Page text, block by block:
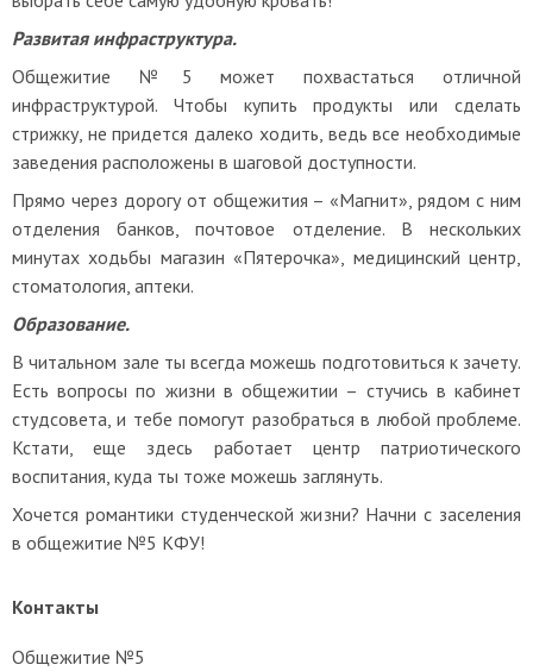
Развитая инфраструктура.
Общежитие №5 может похвастаться отличной
инфраструктурой. Чтобы купить продукты или сделать
стрижку, не придется далеко ходить, ведь все необходимые
заведения расположены в шаговой доступности.
Прямо через дорогу от общежития – «Магнит», рядом с ним
отделения банков, почтовое отделение. В нескольких
минутах ходьбы магазин «Пятерочка», медицинский центр,
стоматология, аптеки.
Образование.
В читальном зале ты всегда можешь подготовиться к зачету.
Есть вопросы по жизни в общежитии – стучись в кабинет
студсовета, и тебе помогут разобраться в любой проблеме.
Кстати, еще здесь работает центр патриотического
воспитания, куда ты тоже можешь заглянуть.
Хочется романтики студенческой жизни? Начни с заселения
в общежитие №5 КФУ!
Контакты
Общежитие №5